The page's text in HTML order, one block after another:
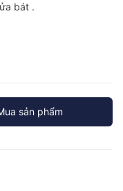
bát .
sản phẩm